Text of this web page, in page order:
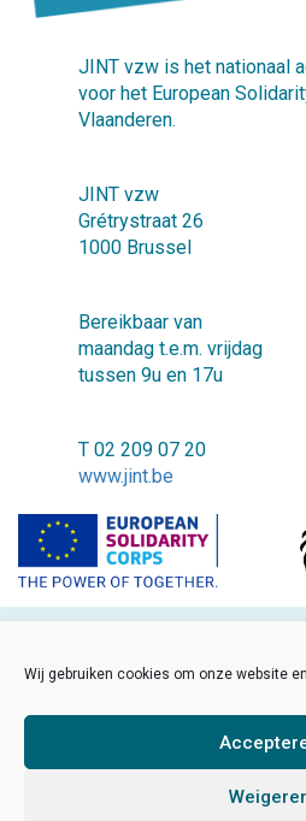
Wij gebruiken cookies om onze website
JINT vzw is het nationaal
voor het European
Vlaanderen.
JINT vzw
Grétrystraat 26
1000 Brussel
Bereikbaar van
maandag t.e.m. vrijdag
tussen 9u en 17u
T 02 209 07 20
www.jint.be